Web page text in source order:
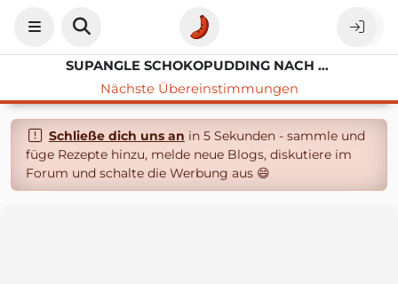
SUPANGLE SCHOKOPUDDING NACH TÜRKISCHE ART
Nächste Übereinstimmungen
Schließe dich uns an in 5 Sekunden - sammle und
füge Rezepte hinzu, melde neue Blogs, diskutiere im
Forum und schalte die Werbung aus 😄